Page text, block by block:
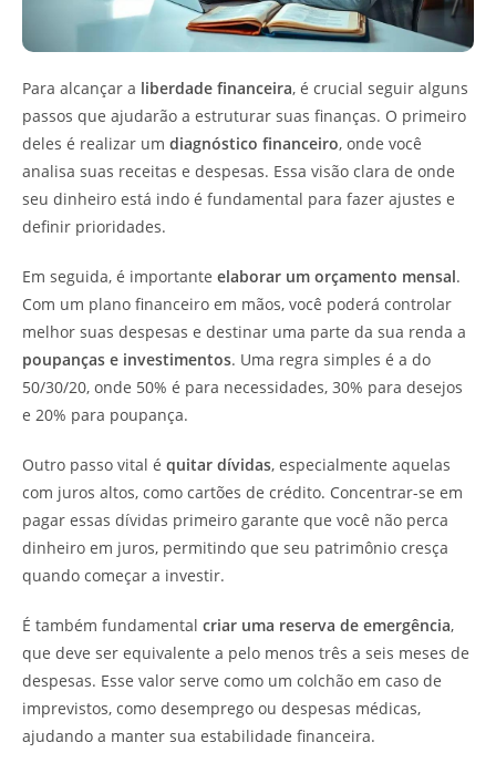
Para alcançar a liberdade financeira, é crucial seguir alguns
passos que ajudarão a estruturar suas finanças. O primeiro
deles é realizar um diagnóstico financeiro, onde você
analisa suas receitas e despesas. Essa visão clara de onde
seu dinheiro está indo é fundamental para fazer ajustes e
definir prioridades.
Em seguida, é importante elaborar um orçamento mensal.
Com um plano financeiro em mãos, você poderá controlar
melhor suas despesas e destinar uma parte da sua renda a
poupanças e investimentos. Uma regra simples é a do
50/30/20, onde 50% é para necessidades, 30% para desejos
e 20% para poupança.
Outro passo vital é quitar dívidas, especialmente aquelas
com juros altos, como cartões de crédito. Concentrar-se em
pagar essas dívidas primeiro garante que você não perca
dinheiro em juros, permitindo que seu patrimônio cresça
quando começar a investir.
É também fundamental criar uma reserva de emergência,
que deve ser equivalente a pelo menos três a seis meses de
despesas. Esse valor serve como um colchão em caso de
imprevistos, como desemprego ou despesas médicas,
ajudando a manter sua estabilidade financeira.